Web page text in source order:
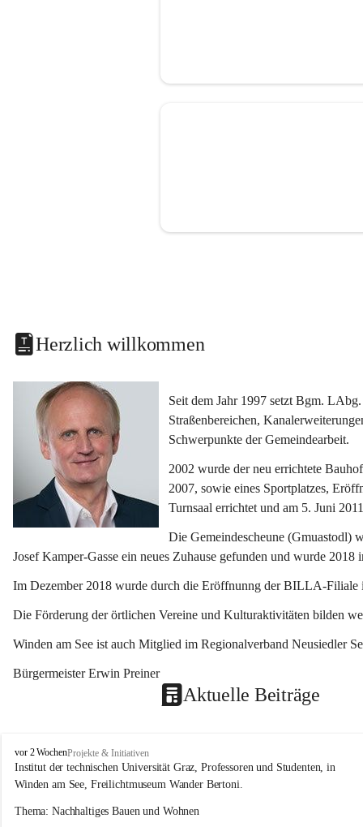
Herzlich willkommen
Seit dem Jahr 1997 setzt Bgm.
Straßenbereichen,
Schwerpunkte der Gemeindearbeit.
2002 wurde der neu errichtete
2007, sowie eines Sportplatzes,
Turnsaal errichtet und am 5. Juni
Die Gemeindescheune (Gmuastodl)
Josef Kamper-Gasse ein neues Zuhause gefunden und wurde 2018
Im Dezember 2018 wurde durch die Eröffnunng der BILLA-Filiale
Die Förderung der örtlichen Vereine und Kulturaktivitäten bilden
Winden am See ist auch Mitglied im Regionalverband Neusiedler
Bürgermeister Erwin Preiner
Aktuelle Beiträge
W
i
n
e
vor 2 WochenProjekte & Initiativen
Institut der technischen Universität Graz, Professoren und Studenten, in
Winden am See, Freilichtmuseum Wander Bertoni.
Thema: Nachhaltiges Bauen und Wohnen